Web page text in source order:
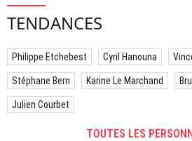
TENDANCES
Philippe Etchebest Cyril Hanouna
Stéphane Bern Karine Le Marchand
Julien Courbet
TOUTES LES